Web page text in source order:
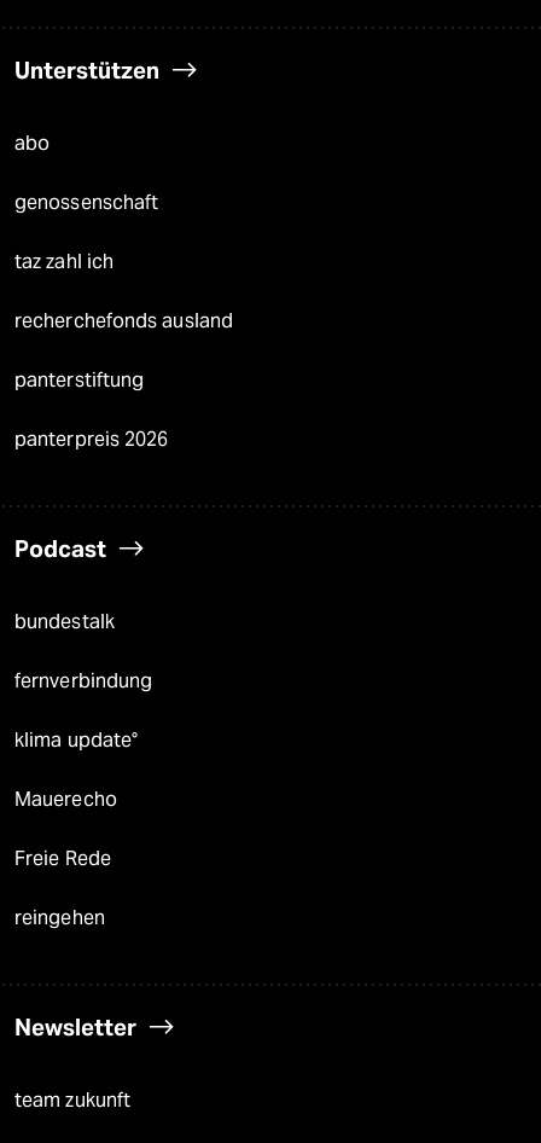
Unterstützen
abo
genossenschaft
taz zahl ich
recherchefonds ausland
panterstiftung
panterpreis 2026
Podcast
bundestalk
fernverbindung
klima update°
Mauerecho
Freie Rede
reingehen
Newsletter
team zukunft